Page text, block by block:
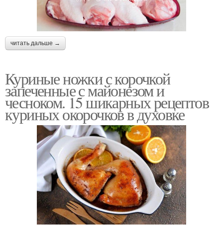
читать дальше →
Куриные ножки с корочкой
запеченные с майонезом и
чесноком. 15 шикарных рецептов
куриных окорочков в духовке